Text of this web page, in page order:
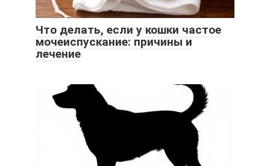
Что делать, если у кошки частое
мочеиспускание: причины и
лечение